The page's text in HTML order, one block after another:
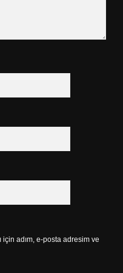
için adım, e-posta adresim ve